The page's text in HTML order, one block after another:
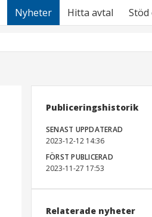
Nyheter Hitta avtal Stöd
Publiceringshistorik
SENAST UPPDATERAD
2023-12-12 14:36
FÖRST PUBLICERAD
2023-11-27 17:53
Relaterade nyheter